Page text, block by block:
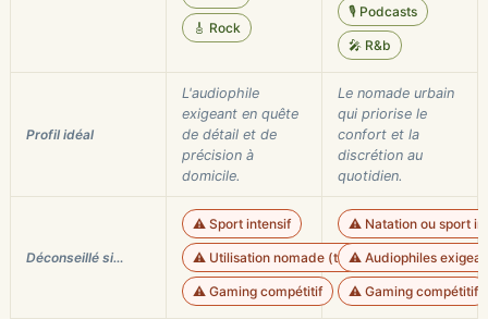
🎸 Rock
🎙️ Podcasts
🎤 R&b
Profil idéal
L'audiophile
exigeant en quête
de détail et de
précision à
domicile.
Le nomade urbain
qui priorise le
confort et la
discrétion au
quotidien.
Déconseillé si…
⚠️ Sport intensif
⚠️ Utilisation nomade (transport)
⚠️ Gaming compétitif
⚠️ Natation ou sport
⚠️ Audiophiles
⚠️ Gaming compétitif